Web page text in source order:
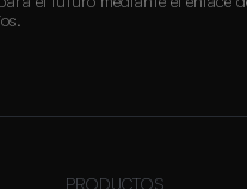
PRODUCTOS